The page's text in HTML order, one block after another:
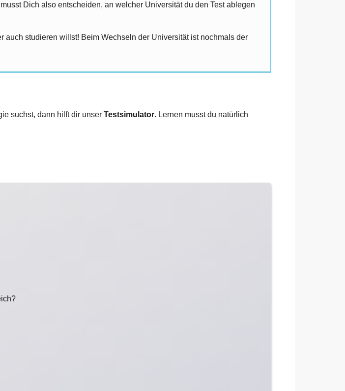
Dich also entscheiden, an welcher Universität du den Test ablegen
studieren willst! Beim Wechseln der Universität ist nochmals der
suchst, dann hilft dir unser Testsimulator. Lernen musst du natürlich